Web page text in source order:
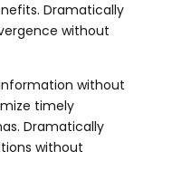
Dramatically
without
without
timely
Dramatically
without